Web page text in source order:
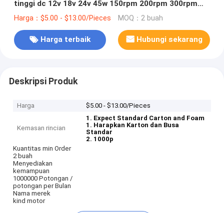
tinggi dc 12v 18v 24v 45w 150rpm 200rpm 300rpm
planetary gear motor
Harga：$5.00 - $13.00/Pieces MOQ：2 buah
Harga terbaik Hubungi sekarang
Deskripsi Produk
Harga $5.00 - $13.00/Pieces
Kemasan rincian
1. Expect Standard Carton and Foam
1. Harapkan Karton dan Busa
Standar
2. 1000p
Kuantitas min Order
2 buah
Menyediakan
kemampuan
1000000 Potongan /
potongan per Bulan
Nama merek
kind motor